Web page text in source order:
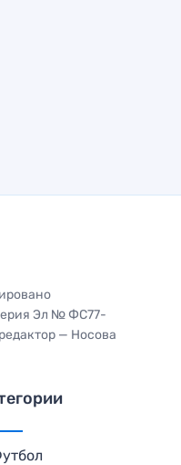
Эл № ФС77-
— Носова